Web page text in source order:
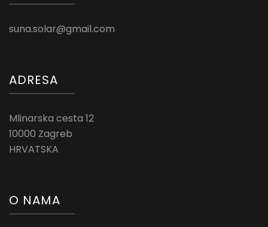
suna.solar@gmail.com
ADRESA
Mlinarska cesta 12
10000 Zagreb
HRVATSKA
O NAMA